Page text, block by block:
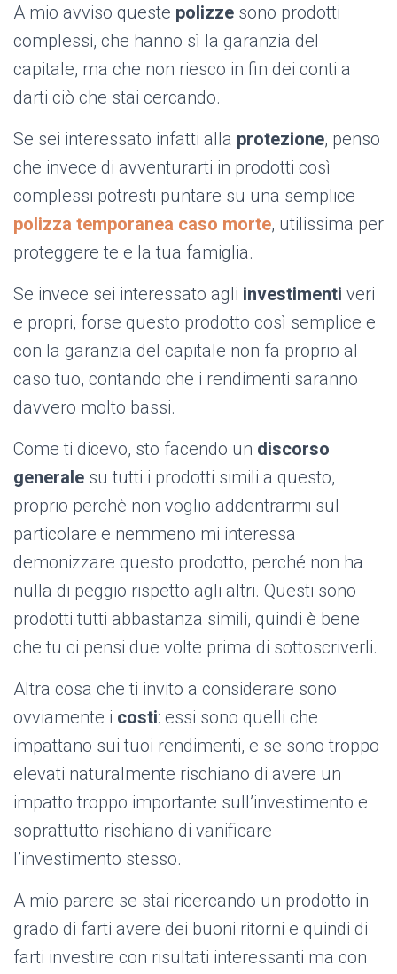
A mio avviso queste polizze sono prodotti
complessi, che hanno sì la garanzia del
capitale, ma che non riesco in fin dei conti a
darti ciò che stai cercando.
Se sei interessato infatti alla protezione, penso
che invece di avventurarti in prodotti così
complessi potresti puntare su una semplice
polizza temporanea caso morte, utilissima per
proteggere te e la tua famiglia.
Se invece sei interessato agli investimenti veri
e propri, forse questo prodotto così semplice e
con la garanzia del capitale non fa proprio al
caso tuo, contando che i rendimenti saranno
davvero molto bassi.
Come ti dicevo, sto facendo un discorso
generale su tutti i prodotti simili a questo,
proprio perchè non voglio addentrarmi sul
particolare e nemmeno mi interessa
demonizzare questo prodotto, perché non ha
nulla di peggio rispetto agli altri. Questi sono
prodotti tutti abbastanza simili, quindi è bene
che tu ci pensi due volte prima di sottoscriverli.
Altra cosa che ti invito a considerare sono
ovviamente i costi: essi sono quelli che
impattano sui tuoi rendimenti, e se sono troppo
elevati naturalmente rischiano di avere un
impatto troppo importante sull’investimento e
soprattutto rischiano di vanificare
l’investimento stesso.
A mio parere se stai ricercando un prodotto in
grado di farti avere dei buoni ritorni e quindi di
farti investire con risultati interessanti ma con